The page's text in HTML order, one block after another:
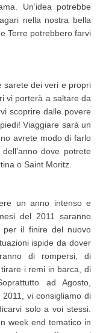
Un’idea potrebbe
nella nostra bella
Terre potrebbero farvi
sarete dei veri e propri
vi porterà a saltare da
scoprire dalle povere
Viaggiare sarà un
avrete modo di farlo
dove potrete
o Saint Moritz.
un anno intenso e
del 2011 saranno
per il finire del nuovo
ispide da dover
di rompersi, di
i remi in barca, di
ad Agosto,
vi consigliamo di
solo a voi stessi.
week end tematico in